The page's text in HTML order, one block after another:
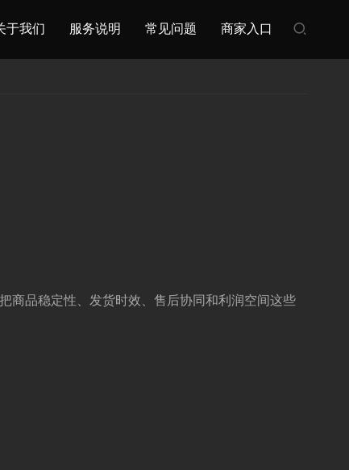
于我们 服务说明 常见问题 商家入口
商品稳定性、发货时效、售后协同和利润空间这些